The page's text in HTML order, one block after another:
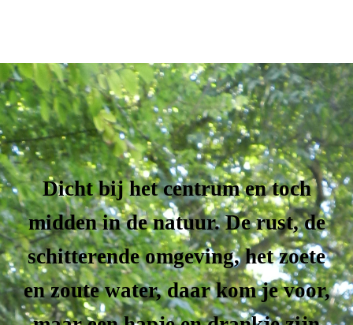
Dicht bij het centrum en toch
midden in de natuur. De rust, de
schitterende omgeving, het zoete
en zoute water, daar kom je voor,